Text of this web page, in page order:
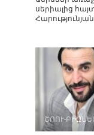
սերիալից
ՇՈՈՒ-